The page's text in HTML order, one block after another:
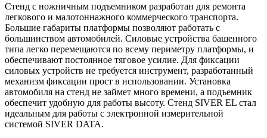
Стенд с ножничным подъемником разработан для ремонта
легкового и малотоннажного коммерческого транспорта.
Большие габариты платформы позволяют работать с
большинством автомобилей. Силовые устройства башенного
типа легко перемещаются по всему периметру платформы, и
обеспечивают постоянное тяговое усилие. Для фиксации
силовых устройств не требуется инструмент, разработанный
механизм фиксации прост в использовании. Установка
автомобиля на стенд не займет много времени, а подъемник
обеспечит удобную для работы высоту. Стенд SIVER EL стал
идеальным для работы с электронной измерительной
системой SIVER DATA.